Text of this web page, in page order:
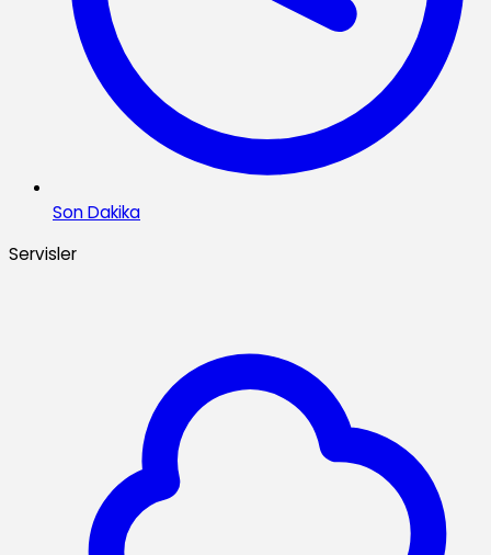
Son Dakika
Servisler